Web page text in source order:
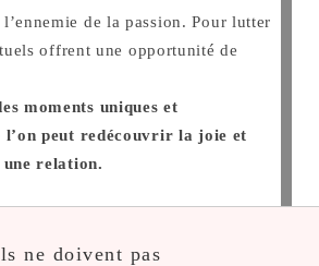
de la passion. Pour lutter
offrent une opportunité de
moments uniques et
l’on peut redécouvrir la joie et
relation.
ne doivent pas